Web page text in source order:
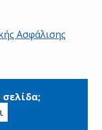
Ασφάλισης
σελίδα;